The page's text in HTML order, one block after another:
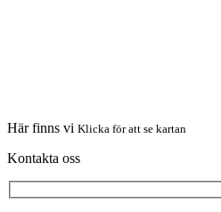
Här finns vi Klicka för att se kartan
Kontakta oss